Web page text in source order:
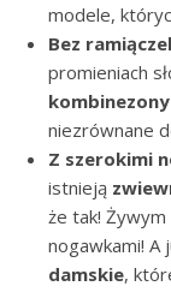
modele,
Bez
promieniach
niezrównane
Z szerokimi
istnieją
że tak!
nogawkami! A
damskie,